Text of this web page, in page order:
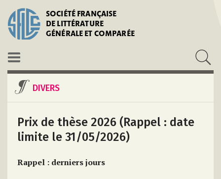
SOCIÉTÉ FRANÇAISE
DE LITTÉRATURE
GÉNÉRALE ET COMPARÉE
DIVERS
Prix de thèse 2026 (Rappel : date
limite le 31/05/2026)
Rappel : derniers jours